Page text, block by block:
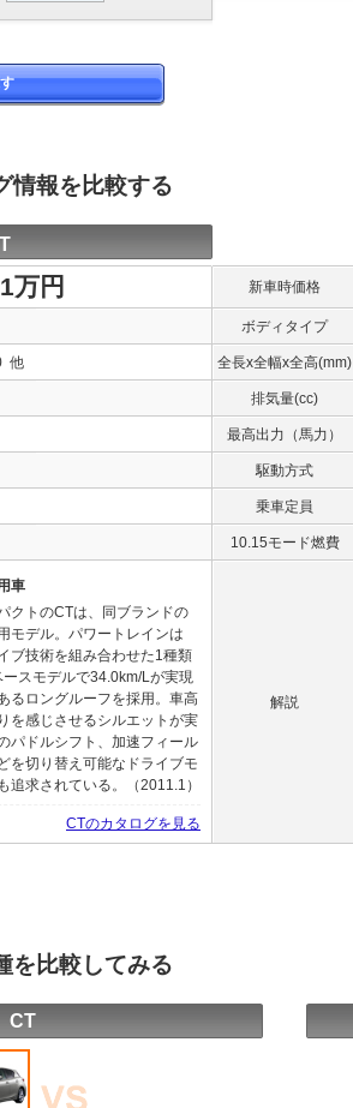
情報を比較する
万円 新車時価格
ボディタイプ
他 全長x全幅x全高(mm)
排気量(cc)
最高出力（馬力）
駆動方式
乗車定員
10.15モード燃費
車
クトのCTは、同ブランドの
モデル。パワートレインは
ブ技術を組み合わせた1種類
スモデルで34.0km/Lが実現
るロングルーフを採用。車高
を感じさせるシルエットが実
パドルシフト、加速フィール
を切り替え可能なドライブモ
追求されている。（2011.1）
CTのカタログを見る
解説
を比較してみる
CT